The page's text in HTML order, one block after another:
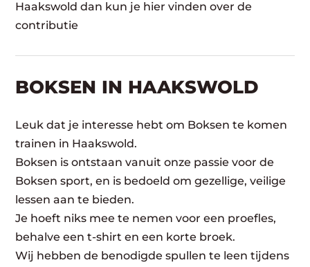
Haakswold dan kun je hier vinden over de
contributie
BOKSEN IN HAAKSWOLD
Leuk dat je interesse hebt om Boksen te komen
trainen in Haakswold.
Boksen is ontstaan vanuit onze passie voor de
Boksen sport, en is bedoeld om gezellige, veilige
lessen aan te bieden.
Je hoeft niks mee te nemen voor een proefles,
behalve een t-shirt en een korte broek.
Wij hebben de benodigde spullen te leen tijdens